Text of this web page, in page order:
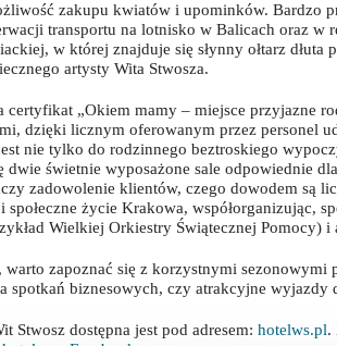
zakupu kwiatów i upominków. Bardzo
transportu na lotnisko w Balicach oraz w
w której znajduje się słynny ołtarz
artysty Wita Stwosza.
certyfikat „Okiem mamy – miejsce przyjazne
dzięki licznym oferowanym przez personel
nie tylko do rodzinnego beztroskiego
świetnie wyposażone sale odpowiednie
zadowolenie klientów, czego dowodem są
społeczne życie Krakowa, współorganizując,
Wielkiej Orkiestry Świątecznej Pomocy)
warto zapoznać się z korzystnymi
spotkań biznesowych, czy atrakcyjne wyjazdy
Stwosz dostępna jest pod adresem: hotelws.pl.